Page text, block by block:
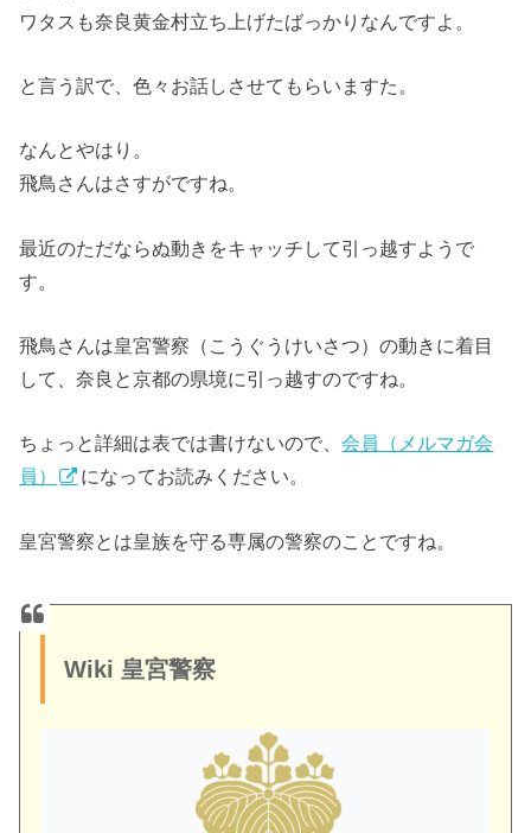
ワタスも奈良黄金村立ち上げたばっかりなんですよ。
と言う訳で、色々お話しさせてもらいますた。
なんとやはり。
飛鳥さんはさすがですね。
最近のただならぬ動きをキャッチして引っ越すようで
す。
飛鳥さんは皇宮警察（こうぐうけいさつ）の動きに着目
して、奈良と京都の県境に引っ越すのですね。
ちょっと詳細は表では書けないので、会員（メルマガ会
員）
になってお読みください。
皇宮警察とは皇族を守る専属の警察のことですね。
Wiki 皇宮警察